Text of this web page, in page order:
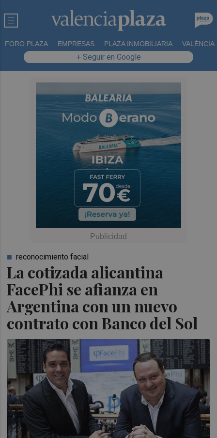
FORO PLAZA EMPRESAS PLAZA INMOBILIARIA VALÈNCIA
+ Seguir en Google
La cotizada alicantina
FacePhi se afianza en
Argentina con un nuevo
contrato con Banco del Sol
reconocimiento facial